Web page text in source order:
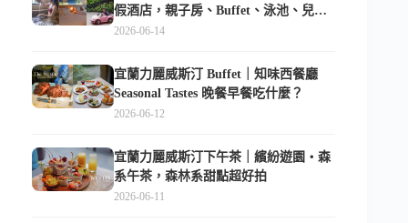
假酒店，親子房、Buffet、泳池、兒童
俱樂部超適合放電
2026-06-14
宜蘭力麗威斯汀 Buffet｜知味西餐廳
Seasonal Tastes 晚餐早餐吃什麼？
2026-06-12
宜蘭力麗威斯汀下午茶｜繽紛遊園・森
系午茶，森林系甜點超好拍
2026-06-11